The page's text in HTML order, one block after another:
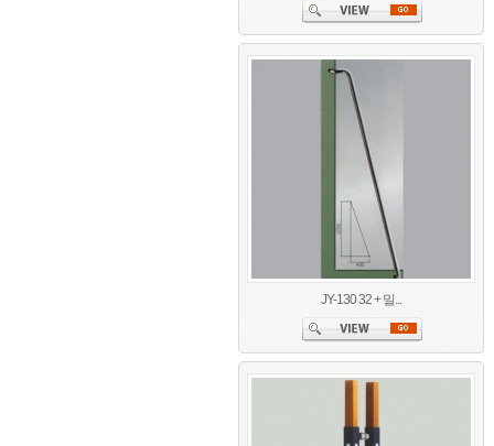
JY-130 32 + 밀...